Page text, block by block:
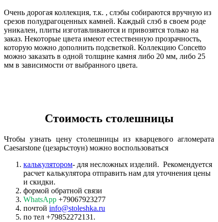
Очень дорогая коллекция, т.к. , слэбы собираются вручную из
срезов полудрагоценных камней. Каждый слэб в своем роде
уникален, плиты изготавливаются и привозятся только на
заказ. Некоторые цвета имеют естественную прозрачность,
которую можно дополнить подсветкой. Коллекцию Concetto
можно заказать в одной толщине камня либо 20 мм, либо 25
мм в зависимости от выбранного цвета.
Стоимость столешницы
Чтобы узнать цену столешницы из кварцевого агломерата
Caesarstone (цезарьстоун) можно воспользоваться
калькулятором- для несложных изделий. Рекомендуется
расчет калькулятора отправить нам для уточнения цены
и скидки.
формой обратной связи
WhatsApp +79067923277
почтой info@stoleshka.ru
по тел +79852272131.